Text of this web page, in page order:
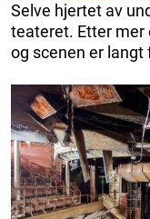
Selve hjertet av
teateret. Etter mer
og scenen er